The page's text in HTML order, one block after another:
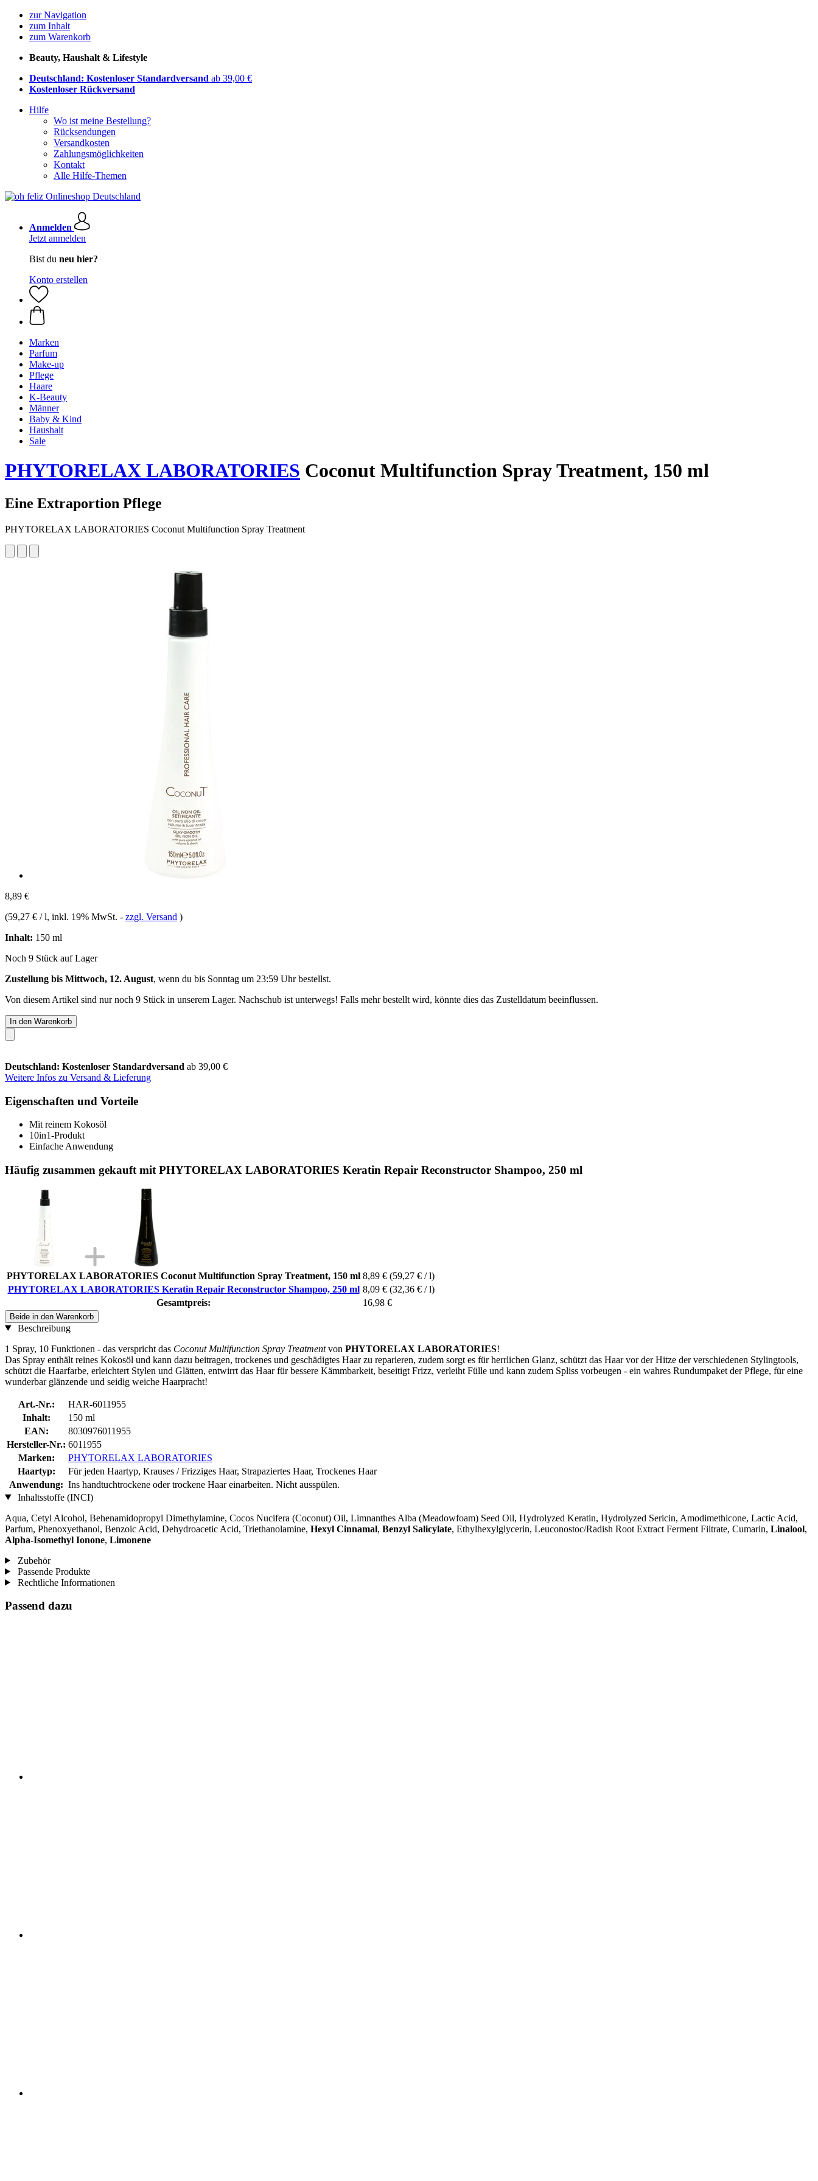
zur Navigation
zum Inhalt
zum Warenkorb
Beauty, Haushalt & Lifestyle
Deutschland: Kostenloser Standardversand ab 39,00 €
Kostenloser Rückversand
Hilfe
Wo ist meine Bestellung?
Rücksendungen
Versandkosten
Zahlungsmöglichkeiten
Kontakt
Alle Hilfe-Themen
Anmelden
Jetzt anmelden
Bist du neu hier?
Konto erstellen
Marken
Parfum
Make-up
Pflege
Haare
K-Beauty
Männer
Baby & Kind
Haushalt
Sale
PHYTORELAX LABORATORIES Coconut Multifunction Spray Treatment, 150 ml
Eine Extraportion Pflege
PHYTORELAX LABORATORIES Coconut Multifunction Spray Treatment
8,89 €
(59,27 € / l, inkl. 19% MwSt. - zzgl. Versand )
Inhalt: 150 ml
Noch 9 Stück auf Lager
Zustellung bis Mittwoch, 12. August, wenn du bis Sonntag um 23:59 Uhrbestellst.
Von diesem Artikel sind nur noch 9 Stück in unserem Lager. Nachschub ist unterwegs! Falls mehr bestellt wird, könnte dies das Zustelldatum beeinflussen.
In den Warenkorb
Deutschland: Kostenloser Standardversand ab 39,00 €
Weitere Infos zu Versand & Lieferung
Eigenschaften und Vorteile
Mit reinem Kokosöl
10in1-Produkt
Einfache Anwendung
Häufig zusammen gekauft mit PHYTORELAX LABORATORIES Keratin Repair Reconstructor Shampoo, 250 ml
PHYTORELAX LABORATORIES Coconut Multifunction Spray Treatment, 150 ml 8,89 € (59,27 € / l)
PHYTORELAX LABORATORIES Keratin Repair Reconstructor Shampoo, 250 ml 8,09 € (32,36 € / l)
Gesamtpreis:
16,98 €
Beide in den Warenkorb
Beschreibung
1 Spray, 10 Funktionen - das verspricht das Coconut Multifunction Spray Treatmentvon PHYTORELAX LABORATORIES!
Das Spray enthält reines Kokosöl und kann dazu beitragen, trockenes und geschädigtes Haar zu reparieren, zudem sorgt es für herrlichen Glanz, schützt das Haar vor der Hitze der verschiedenen Stylingtools,
schützt die Haarfarbe, erleichtert Stylen und Glätten, entwirrt das Haar für bessere Kämmbarkeit, beseitigt Frizz, verleiht Fülle und kann zudem Spliss vorbeugen - ein wahres Rundumpaket der Pflege, für eine
wunderbar glänzende und seidig weiche Haarpracht!
Art.-Nr.:
HAR-6011955
Inhalt:
150 ml
EAN:
8030976011955
Hersteller-Nr.: 6011955
Marken:
PHYTORELAX LABORATORIES
Haartyp:
Für jeden Haartyp, Krauses / Frizziges Haar, Strapaziertes Haar, Trockenes Haar
Anwendung: Ins handtuchtrockene oder trockene Haar einarbeiten. Nicht ausspülen.
Inhaltsstoffe (INCI)
Aqua, Cetyl Alcohol, Behenamidopropyl Dimethylamine, Cocos Nucifera (Coconut) Oil, Limnanthes Alba (Meadowfoam) Seed Oil, Hydrolyzed Keratin, Hydrolyzed Sericin, Amodimethicone, Lactic Acid,
Parfum, Phenoxyethanol, Benzoic Acid, Dehydroacetic Acid, Triethanolamine, Hexyl Cinnamal, Benzyl Salicylate, Ethylhexylglycerin, Leuconostoc/Radish Root Extract Ferment Filtrate, Cumarin, Linalool,
Alpha-Isomethyl Ionone, Limonene
Zubehör
Passende Produkte
Rechtliche Informationen
Passend dazu